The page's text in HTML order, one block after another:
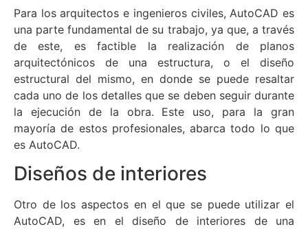
Para los arquitectos e ingenieros civiles, AutoCAD es
una parte fundamental de su trabajo, ya que, a través
de este, es factible la realización de planos
arquitectónicos de una estructura, o el diseño
estructural del mismo, en donde se puede resaltar
cada uno de los detalles que se deben seguir durante
la ejecución de la obra. Este uso, para la gran
mayoría de estos profesionales, abarca todo lo que
es AutoCAD.
Diseños de interiores
Otro de los aspectos en el que se puede utilizar el
AutoCAD, es en el diseño de interiores de una